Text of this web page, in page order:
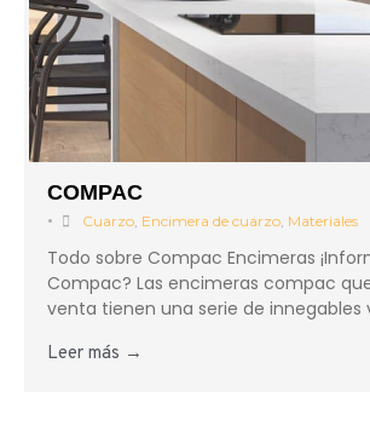
COMPAC
• Cuarzo, Encimera de cuarzo, Materiales
Todo sobre Compac Encimeras
Compac? Las encimeras compac
venta tienen una serie de innegables
Leer más →